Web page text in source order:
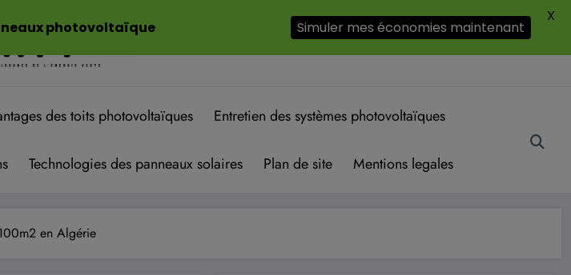
des toits photovoltaïques Entretien des systèmes photovoltaïques
Technologies des panneaux solaires Plan de site Mentions legales
en Algérie
photovoltaïque Simuler mes économies maintenant
X